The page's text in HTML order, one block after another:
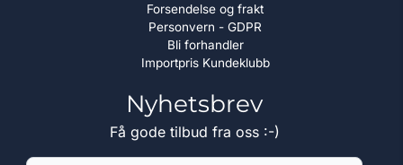
Forsendelse og frakt
Personvern - GDPR
Bli forhandler
Importpris Kundeklubb
Nyhetsbrev
Få gode tilbud fra oss :-)